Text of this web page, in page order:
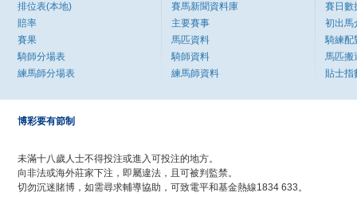
排位表(本地)
賠率
賽果
騎師分場表
練馬師分場表
賽馬新聞資料庫
主要賽事
馬匹資料
騎師資料
練馬師資料
賽日數
初出馬
騎練配
馬匹搬
貼士指
博彩要有節制
未滿十八歲人士不得投注或進入可投注的地方。
向非法或海外莊家下注，即屬違法，且可被判監禁。
切勿沉迷賭博，如需尋求輔導協助，可致電平和基金熱線1834 633。